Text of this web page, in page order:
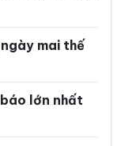
mai thế
lớn nhất